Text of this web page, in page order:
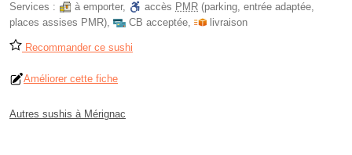
Services :
à emporter, accès PMR (parking, entrée adaptée,
places assises PMR), CB acceptée, livraison
Recommander ce sushi
Améliorer cette fiche
Autres sushis à Mérignac